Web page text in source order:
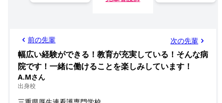
前の先輩 次の先輩
幅広い経験ができる！教育が充実している！そんな病
院です！一緒に働けることを楽しみしています！
A.Mさん
出身校